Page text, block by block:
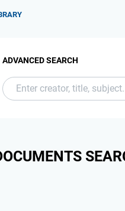
ADVANCED SEARCH